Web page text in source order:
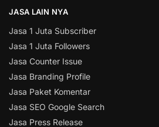
JASA LAIN NYA
Jasa 1 Juta Subscriber
Jasa 1 Juta Followers
Jasa Counter Issue
Jasa Branding Profile
Jasa Paket Komentar
Jasa SEO Google Search
Jasa Press Release